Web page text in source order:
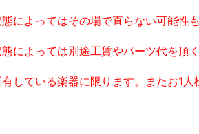
によってはその場で直らない可能性も
によっては別途工賃やパーツ代を頂
している楽器に限ります。またお1人